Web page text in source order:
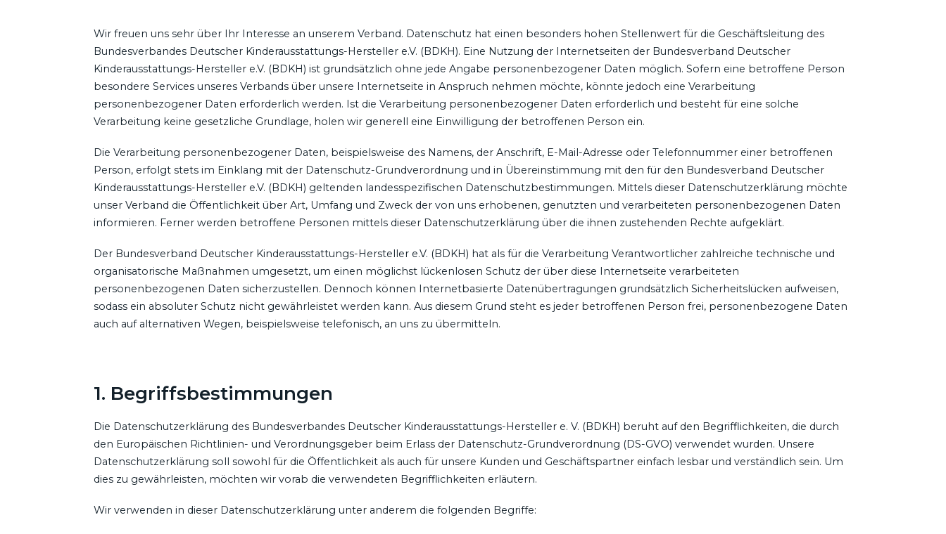
Wir freuen uns sehr über Ihr Interesse an unserem Verband. Datenschutz hat einen besonders hohen Stellenwert für die Geschäftsleitung des
Bundesverbandes Deutscher Kinderausstattungs-Hersteller e.V. (BDKH). Eine Nutzung der Internetseiten der Bundesverband Deutscher
Kinderausstattungs-Hersteller e.V. (BDKH) ist grundsätzlich ohne jede Angabe personenbezogener Daten möglich. Sofern eine betroffene Person
besondere Services unseres Verbands über unsere Internetseite in Anspruch nehmen möchte, könnte jedoch eine Verarbeitung
personenbezogener Daten erforderlich werden. Ist die Verarbeitung personenbezogener Daten erforderlich und besteht für eine solche
Verarbeitung keine gesetzliche Grundlage, holen wir generell eine Einwilligung der betroffenen Person ein.
Die Verarbeitung personenbezogener Daten, beispielsweise des Namens, der Anschrift, E-Mail-Adresse oder Telefonnummer einer betroffenen
Person, erfolgt stets im Einklang mit der Datenschutz-Grundverordnung und in Übereinstimmung mit den für den Bundesverband Deutscher
Kinderausstattungs-Hersteller e.V. (BDKH) geltenden landesspezifischen Datenschutzbestimmungen. Mittels dieser Datenschutzerklärung möchte
unser Verband die Öffentlichkeit über Art, Umfang und Zweck der von uns erhobenen, genutzten und verarbeiteten personenbezogenen Daten
informieren. Ferner werden betroffene Personen mittels dieser Datenschutzerklärung über die ihnen zustehenden Rechte aufgeklärt.
Der Bundesverband Deutscher Kinderausstattungs-Hersteller e.V. (BDKH) hat als für die Verarbeitung Verantwortlicher zahlreiche technische und
organisatorische Maßnahmen umgesetzt, um einen möglichst lückenlosen Schutz der über diese Internetseite verarbeiteten
personenbezogenen Daten sicherzustellen. Dennoch können Internetbasierte Datenübertragungen grundsätzlich Sicherheitslücken aufweisen,
sodass ein absoluter Schutz nicht gewährleistet werden kann. Aus diesem Grund steht es jeder betroffenen Person frei, personenbezogene Daten
auch auf alternativen Wegen, beispielsweise telefonisch, an uns zu übermitteln.
1. Begriffsbestimmungen
Die Datenschutzerklärung des Bundesverbandes Deutscher Kinderausstattungs-Hersteller e. V. (BDKH) beruht auf den Begrifflichkeiten, die durch
den Europäischen Richtlinien- und Verordnungsgeber beim Erlass der Datenschutz-Grundverordnung (DS-GVO) verwendet wurden. Unsere
Datenschutzerklärung soll sowohl für die Öffentlichkeit als auch für unsere Kunden und Geschäftspartner einfach lesbar und verständlich sein. Um
dies zu gewährleisten, möchten wir vorab die verwendeten Begrifflichkeiten erläutern.
Wir verwenden in dieser Datenschutzerklärung unter anderem die folgenden Begriffe: